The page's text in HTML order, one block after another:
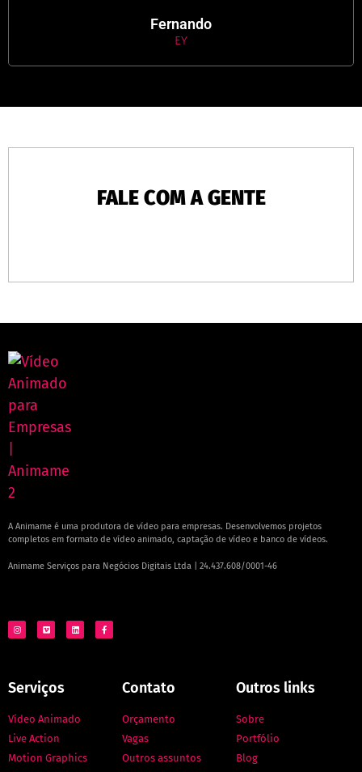
Fernando
EY
FALE COM A GENTE
A Animame é uma produtora de vídeo para empresas. Desenvolvemos projetos
completos em formato de vídeo animado, captação de vídeo e banco de vídeos.
Animame Serviços para Negócios Digitais Ltda | 24.437.608/0001-46
Serviços
Vídeo Animado
Live Action
Motion Graphics
Contato
Orçamento
Vagas
Outros assuntos
Outros links
Sobre
Portfólio
Blog